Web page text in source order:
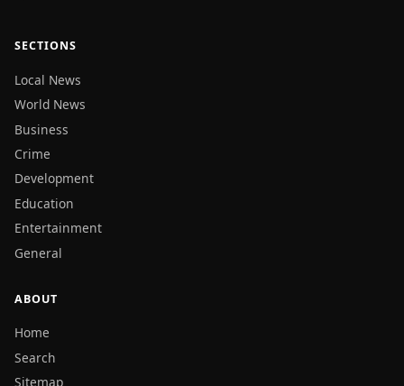
SECTIONS
Local News
World News
Business
Crime
Development
Education
Entertainment
General
ABOUT
Home
Search
Sitemap